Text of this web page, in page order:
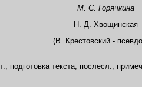
М. С. Горячкина
H. Д. Хвощинская
(В. Крестовский -
подготовка текста, послесл.,